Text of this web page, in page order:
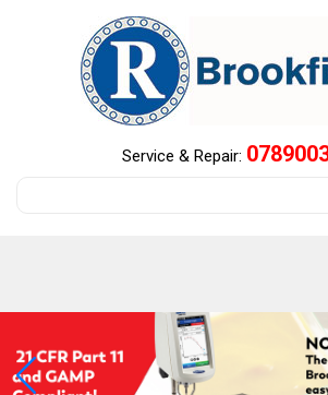
Service & Repair: